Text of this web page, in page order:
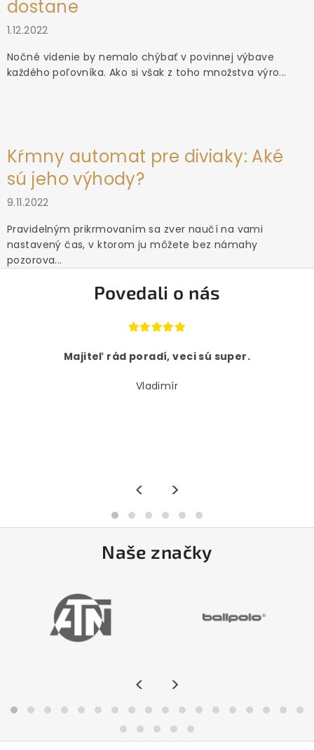
dostane
1.12.2022
Nočné videnie by nemalo chýbať v povinnej výbave
každého poľovníka. Ako si však z toho množstva výro...
Kŕmny automat pre diviaky: Aké
sú jeho výhody?
9.11.2022
Pravidelným prikrmovaním sa zver naučí na vami
nastavený čas, v ktorom ju môžete bez námahy
pozorova...
Povedali o nás
Majiteľ rád poradí, veci sú super.
Vladimír
< >
Naše značky
< >